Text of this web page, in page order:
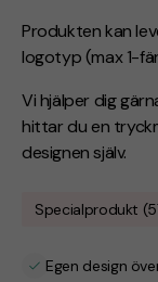
Produkten kan
logotyp (max 1-
Vi hjälper dig
hittar du en
designen själv.
Specialprodukt
Egen design